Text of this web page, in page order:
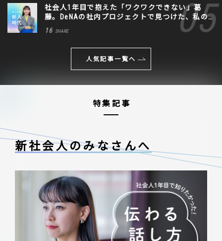
社会人1年目で抱えた「ワクワクできない」葛
藤。DeNAの社内プロジェクトで見つけた、私の
生きる道
16 SHARE
人気記事一覧へ
特集記事
新社会人のみなさんへ